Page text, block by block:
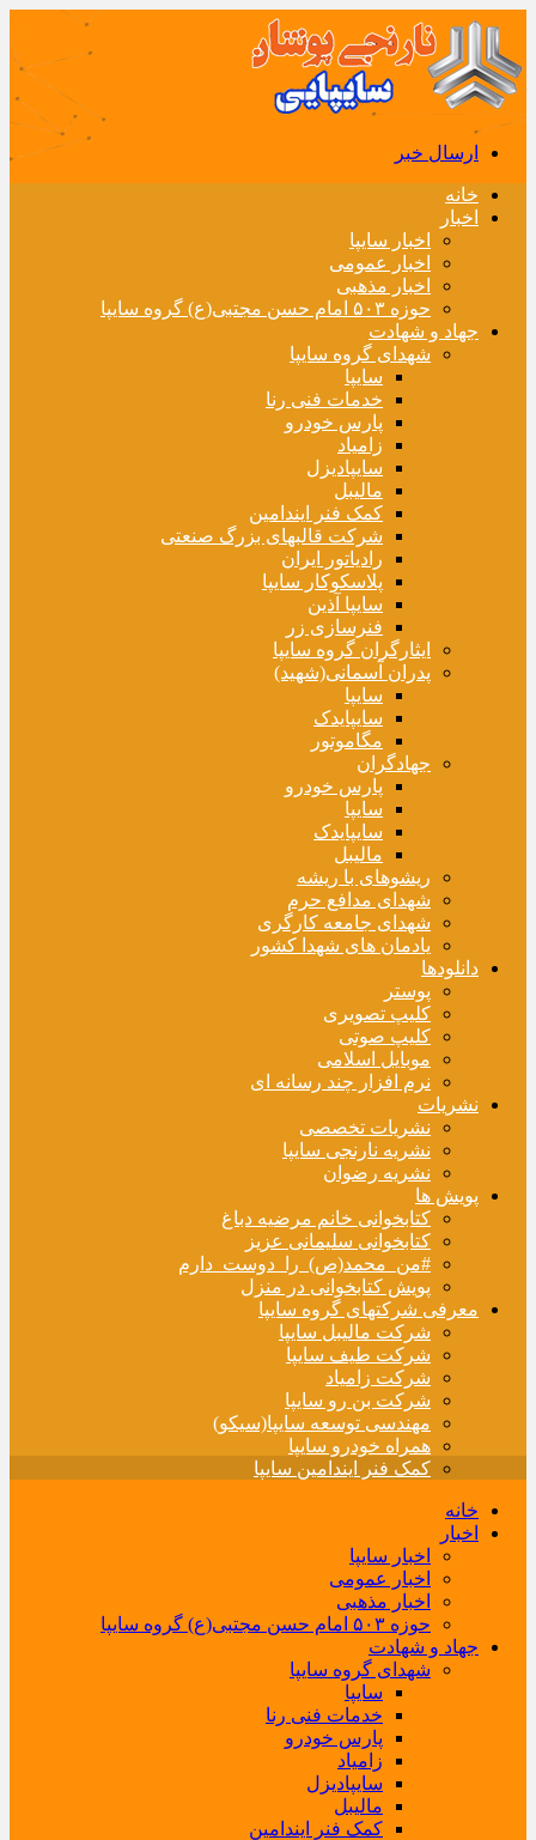
ارسال خبر
خانه
اخبار
اخبار سایپا
اخبار عمومی
اخبار مذهبی
حوزه ۵۰۳ امام حسن مجتبی(ع) گروه سایپا
جهاد و شهادت
شهدای گروه سایپا
سایپا
خدمات فنی رنا
پارس خودرو
زامیاد
سایپادیزل
مالیبل
کمک فنر ایندامین
شرکت قالبهای بزرگ صنعتی
رادیاتور ایران
پلاسکوکار سایپا
سایپا آذین
فنرسازی زر
ایثارگران گروه سایپا
پدران آسمانی(شهید)
سایپا
سایپایدک
مگاموتور
جهادگران
پارس خودرو
سایپا
سایپایدک
مالیبل
ریشوهای با ریشه
شهدای مدافع حرم
شهدای جامعه کارگری
یادمان های شهدا کشور
دانلودها
پوستر
کلیپ تصویری
کلیپ صوتی
موبایل اسلامی
نرم افزار چند رسانه ای
نشریات
نشریات تخصصی
نشریه نارنجی سایپا
نشریه رضوان
پویش ها
کتابخوانی خانم مرضیه دباغ
کتابخوانی سلیمانی عزیز
#من_محمد(ص)_را_دوست_دارم
پویش کتابخوانی در منزل
معرفی شرکتهای گروه سایپا
شرکت مالیبل سایپا
شرکت طیف سایپا
شرکت زامیاد
شرکت بن رو سایپا
مهندسی توسعه سایپا(سیکو)
همراه خودرو سایپا
کمک فنر ایندامین سایپا
خانه
اخبار
اخبار سایپا
اخبار عمومی
اخبار مذهبی
حوزه ۵۰۳ امام حسن مجتبی(ع) گروه سایپا
جهاد و شهادت
شهدای گروه سایپا
سایپا
خدمات فنی رنا
پارس خودرو
زامیاد
سایپادیزل
مالیبل
کمک فنر ایندامین